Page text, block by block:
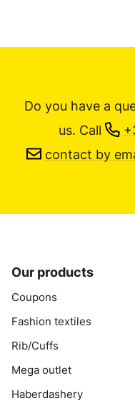
Do you have a
us. Call
contact by
Our products
Coupons
Fashion textiles
Rib/Cuffs
Mega outlet
Haberdashery